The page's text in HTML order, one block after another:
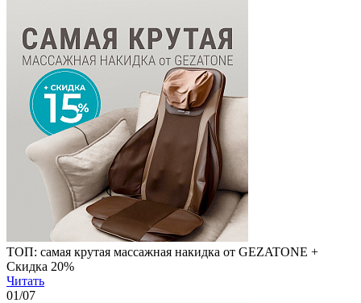
ТОП: самая крутая массажная накидка от GEZATONE +
Скидка 20%
Читать
01/07